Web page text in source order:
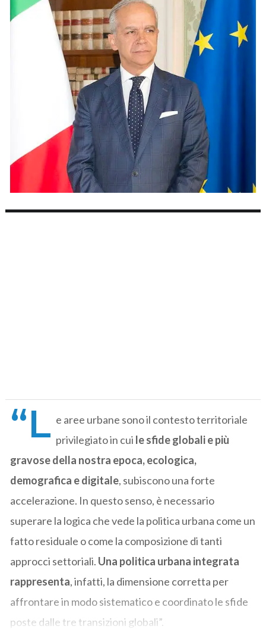
“L e aree urbane sono il contesto territoriale
privilegiato in cui le sfide globali e più
gravose della nostra epoca, ecologica,
demografica e digitale, subiscono una forte
accelerazione. In questo senso, è necessario
superare la logica che vede la politica urbana come un
fatto residuale o come la composizione di tanti
approcci settoriali. Una politica urbana integrata
rappresenta, infatti, la dimensione corretta per
affrontare in modo sistematico e coordinato le sfide
poste dalle tre transizioni globali”.